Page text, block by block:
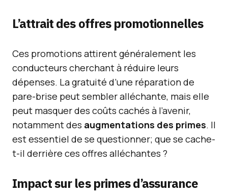
L’attrait des offres promotionnelles
Ces promotions attirent généralement les
conducteurs cherchant à réduire leurs
dépenses. La gratuité d’une réparation de
pare-brise peut sembler alléchante, mais elle
peut masquer des coûts cachés à l’avenir,
notamment des augmentations des primes. Il
est essentiel de se questionner; que se cache-
t-il derrière ces offres alléchantes ?
Impact sur les primes d’assurance